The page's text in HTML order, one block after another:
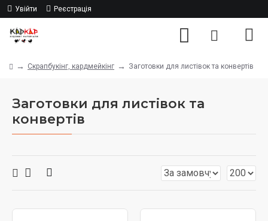
Увійти Реєстрація
Скрапбукінг, кардмейкінг Заготовки для листівок та конвертів
Заготовки для листівок та
конвертів